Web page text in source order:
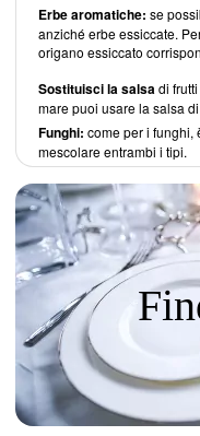
Erbe aromatiche: se
anziché erbe essiccate.
origano essiccato
Sostituisci la salsadi
mare puoi usare la salsa
Funghi: come per i funghi,
mescolare entrambi i tipi.